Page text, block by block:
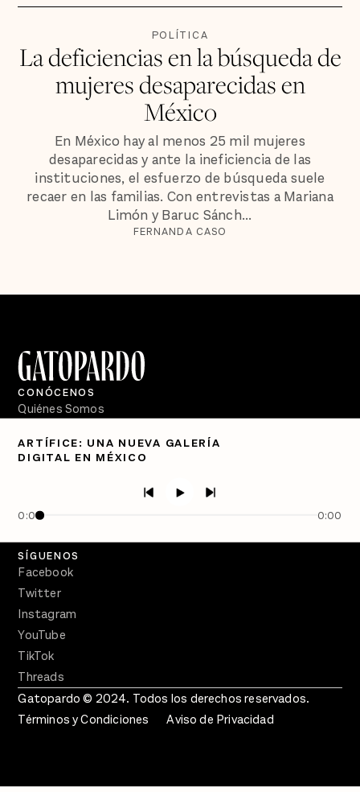
POLÍTICA
La deficiencias en la búsqueda de
mujeres desaparecidas en
México
En México hay al menos 25 mil mujeres
desaparecidas y ante la ineficiencia de las
instituciones, el esfuerzo de búsqueda suele
recaer en las familias. Con entrevistas a Mariana
Limón y Baruc Sánch...
FERNANDA CASO
ARTÍFICE: UNA NUEVA GALERÍA
DIGITAL EN MÉXICO
0:00 0:00
CONÓCENOS
Quiénes Somos
PÓDCASTS
Crecer en Distopía
SÍGUENOS
Facebook
Twitter
Instagram
YouTube
TikTok
Threads
Gatopardo © 2024. Todos los derechos reservados.
Términos y Condiciones
Aviso de Privacidad